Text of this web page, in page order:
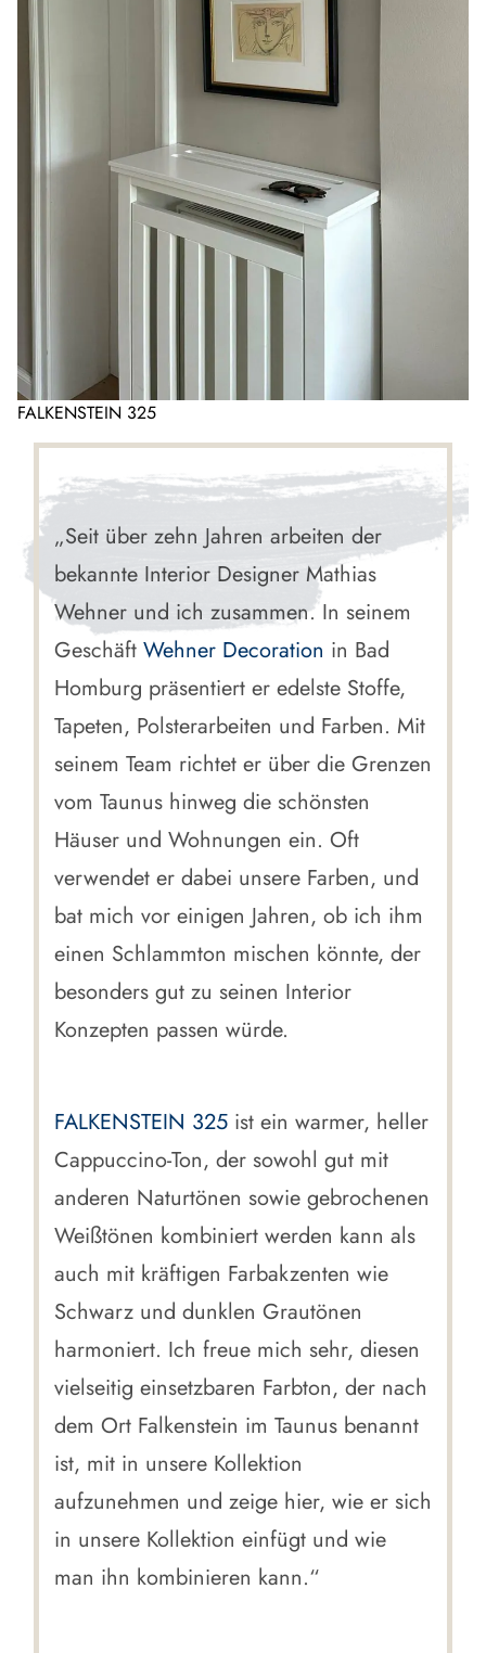
FALKENSTEIN 325
„Seit über zehn Jahren arbeiten der
bekannte Interior Designer Mathias
Wehner und ich zusammen. In seinem
Geschäft Wehner Decoration in Bad
Homburg präsentiert er edelste Stoffe,
Tapeten, Polsterarbeiten und Farben. Mit
seinem Team richtet er über die Grenzen
vom Taunus hinweg die schönsten
Häuser und Wohnungen ein. Oft
verwendet er dabei unsere Farben, und
bat mich vor einigen Jahren, ob ich ihm
einen Schlammton mischen könnte, der
besonders gut zu seinen Interior
Konzepten passen würde.
FALKENSTEIN 325 ist ein warmer, heller
Cappuccino-Ton, der sowohl gut mit
anderen Naturtönen sowie gebrochenen
Weißtönen kombiniert werden kann als
auch mit kräftigen Farbakzenten wie
Schwarz und dunklen Grautönen
harmoniert. Ich freue mich sehr, diesen
vielseitig einsetzbaren Farbton, der nach
dem Ort Falkenstein im Taunus benannt
ist, mit in unsere Kollektion
aufzunehmen und zeige hier, wie er sich
in unsere Kollektion einfügt und wie
man ihn kombinieren kann.“